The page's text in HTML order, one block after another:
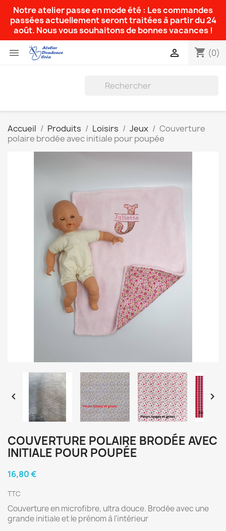
Notre atelier passe en mode été : Les commandes
passées actuellement seront traitées à partir du 24
août. Nous vous souhaitons de bonnes vacances !
 shopping_cart (0)

Accueil Produits Loisirs Jeux
Couverture
polaire brodée avec initiale pour poupée
 
COUVERTURE POLAIRE BRODÉE AVEC
INITIALE POUR POUPÉE
16,80 €
TTC
Couverture en microfibre, ultra douce. Brodée avec une
grande initiale et le prénom à l'intérieur